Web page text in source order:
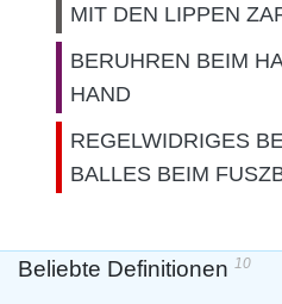
MIT DEN LIPPEN
BERUHREN BEIM
HAND
REGELWIDRIGES
BALLES BEIM
Beliebte Definitionen 10